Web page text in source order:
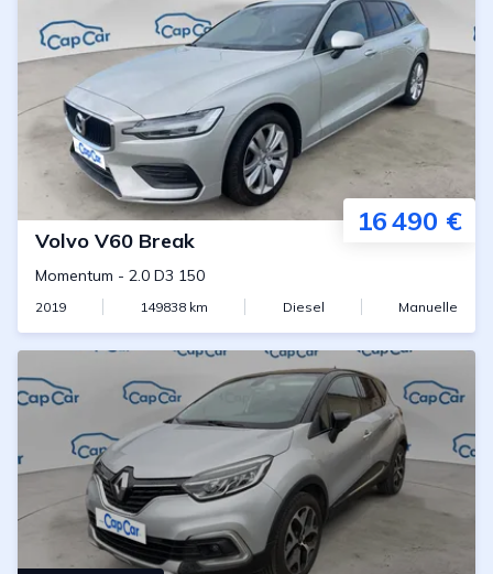
16 490 €
Volvo V60 Break
Momentum - 2.0 D3 150
2019 149838 km Diesel Manuelle